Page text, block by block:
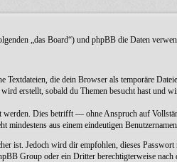
„das Board“) und phpBB die Daten
die dein Browser als temporäre
erstellt, sobald du Themen besucht hast und
Dies betrifft — ohne Anspruch auf
mindestens aus einem eindeutigen
ist. Jedoch wird dir empfohlen, dieses
Group oder ein Dritter berechtigterweise